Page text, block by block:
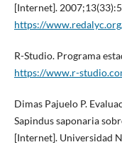
[Internet].
https://
R-Studio. Programa
https://www.r-
Dimas Pajuelo P.
Sapindus saponaria
[Internet]. Universidad